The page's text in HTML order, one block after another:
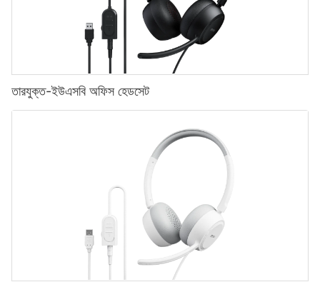
তারযুক্ত-ইউএসবি অফিস হেডসেট